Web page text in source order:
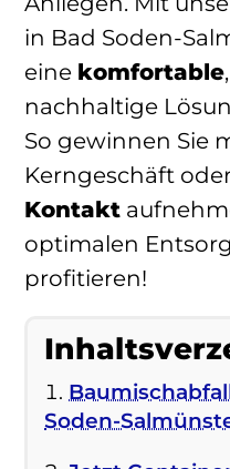
in Bad Soden-
eine komfortable
nachhaltige
So gewinnen Sie
Kerngeschäft
Kontakt
optimalen
profitieren!
Soden-